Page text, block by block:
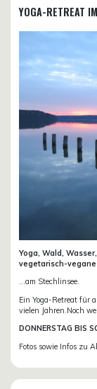
YOGA-RETREAT
Yoga, Wald,
vegetarisch-
...am Stechlinsee.
Ein Yoga-Retreat für
vielen Jahren.Noch
DONNERSTAG BIS
Fotos sowie Infos zu